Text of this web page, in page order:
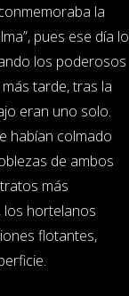
la
pues ese día lo
los poderosos
tarde, tras la
eran uno solo.
habían colmado
de ambos
más
los hortelanos
flotantes,